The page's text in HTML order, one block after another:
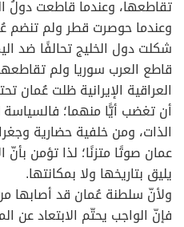
تقاطعها، وعندما قاطعت دولُ
وعندما حوصرت قطر ولم تنضم
شكلت دول الخليج تحالفًا ضد
قاطع العرب سوريا ولم
العراقية الإيرانية ظلت عُمان
أن تغضب أيًّا منهما؛ فالسياسة
الذات، ومن خلفية حضارية
عمان صوتًا متزنًا؛ لذا تؤمن بأنّ
يليق بتاريخها ولا بمكانتها.
ولأنّ سلطنة عُمان قد أصابها
فإنّ الواجب يحتّم الابتعاد عن